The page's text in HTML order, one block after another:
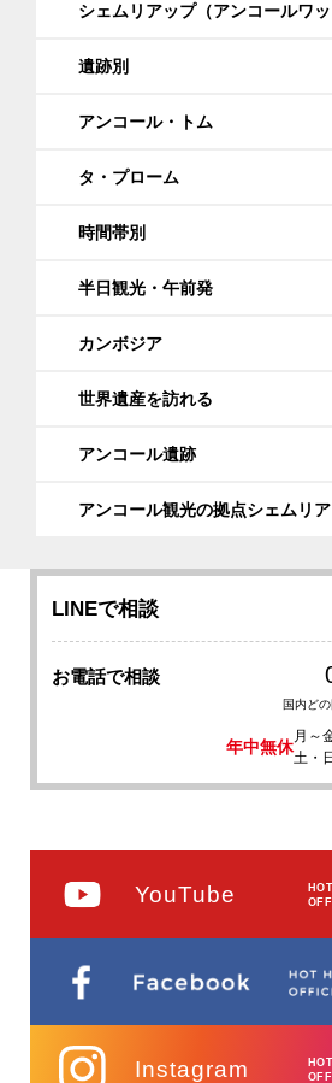
シェムリアップ（アンコールワッ
遺跡別
アンコール・トム
タ・プローム
時間帯別
半日観光・午前発
カンボジア
世界遺産を訪れる
アンコール遺跡
アンコール観光の拠点シェムリ
LINEで相談
お電話で相談
国内ど
年中無休
月～
土・日
YouTube
Instagram